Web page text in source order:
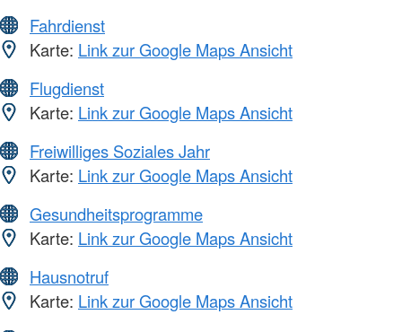
Fahrdienst
Karte: Link zur Google Maps Ansicht
Flugdienst
Karte: Link zur Google Maps Ansicht
Freiwilliges Soziales Jahr
Karte: Link zur Google Maps Ansicht
Gesundheitsprogramme
Karte: Link zur Google Maps Ansicht
Hausnotruf
Karte: Link zur Google Maps Ansicht